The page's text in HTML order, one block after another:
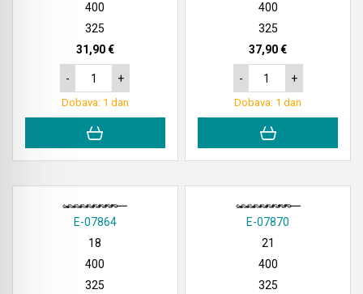
400
325
31,90 €
- +
Dobava: 1 dan
400
325
37,90 €
- +
Dobava: 1 dan
E-07864
18
400
325
E-07870
21
400
325